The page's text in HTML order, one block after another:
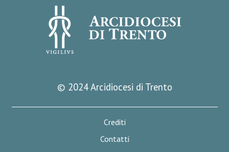
© 2024 Arcidiocesi di Trento
Crediti
Contatti